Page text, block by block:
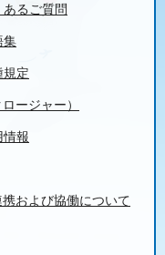
あるご質問
集
規定
ージャー）
情報
および協働について